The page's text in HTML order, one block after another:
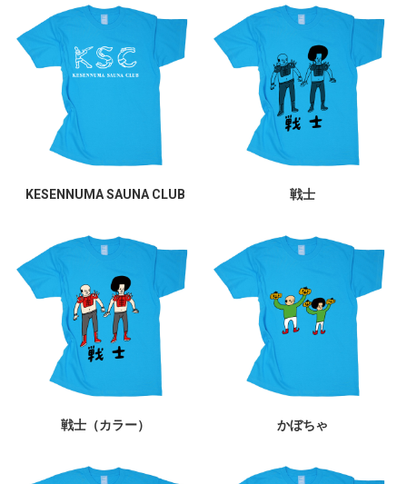
KESENNUMA SAUNA CLUB 戦士
戦士（カラー） かぼちゃ